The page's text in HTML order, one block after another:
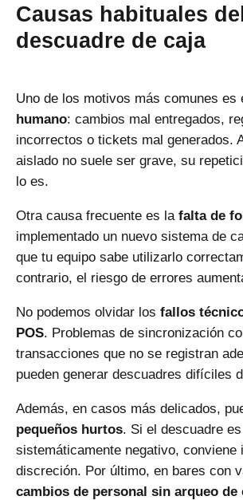
Causas habituales del
descuadre de caja
Uno de los motivos más comunes es
humano: cambios mal entregados,
incorrectos o tickets mal generados.
aislado no suele ser grave, su
lo es.
Otra causa frecuente es la falta de
implementado un nuevo sistema de
que tu equipo sabe utilizarlo
contrario, el riesgo de errores
No podemos olvidar los fallos
POS. Problemas de sincronización
transacciones que no se registran
pueden generar descuadres difíciles
Además, en casos más delicados,
pequeños hurtos. Si el descuadre es
sistemáticamente negativo, conviene
discreción. Por último, en bares con
cambios de personal sin arqueo de